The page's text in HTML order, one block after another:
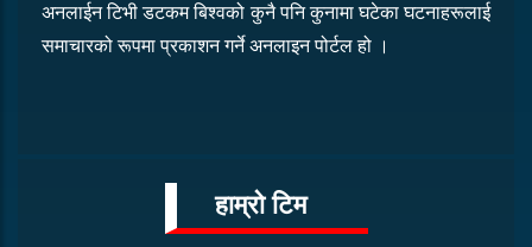
अनलाईन टिभी डटकम बिश्वको कुनै पनि कुनामा घटेका घटनाहरूलाई
समाचारको रूपमा प्रकाशन गर्ने अनलाइन पोर्टल हो ।
हाम्रो टिम